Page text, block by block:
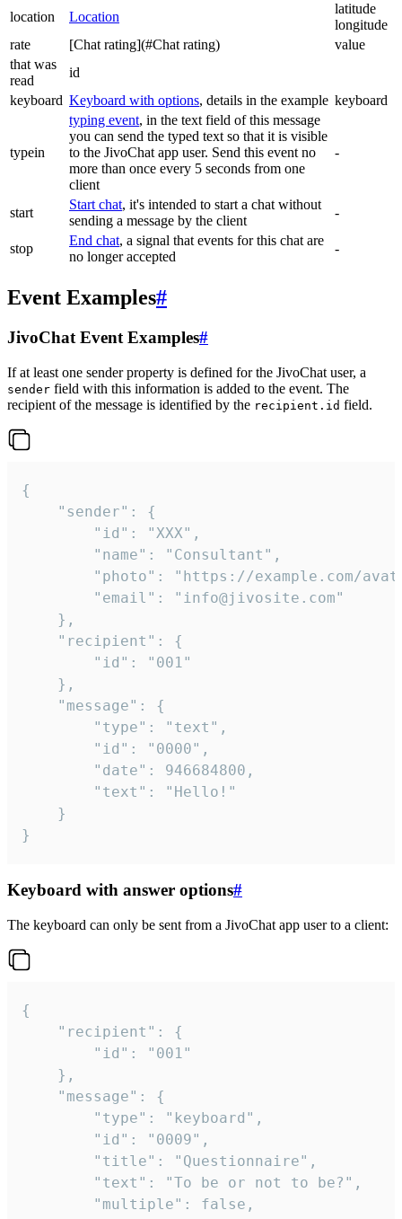
location Location
latitude
longitude
rate
[Chat rating](#Chat rating)
value
that was
read
id
keyboard Keyboard with options, details in the example keyboard
typein
typing event, in the text field of this message
you can send the typed text so that it is visible
to the JivoChat app user. Send this event no
more than once every 5 seconds from one
client
-
start
Start chat, it's intended to start a chat without
sending a message by the client
-
stop
End chat, a signal that events for this chat are
no longer accepted
-
Event Examples#
JivoChat Event Examples#
If at least one sender property is defined for the JivoChat user, a
sender field with this information is added to the event. The
recipient of the message is identified by the recipient.id field.
{
}
Keyboard with answer options#
The keyboard can only be sent from a JivoChat app user to a client:
{